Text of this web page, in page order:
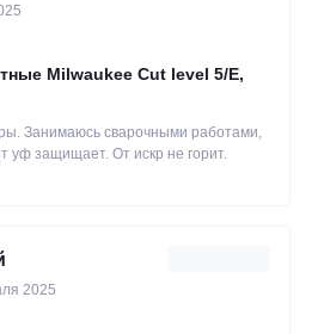
Milwaukee Cut level 5/Е,
Занимаюсь сварочными работами,
уф защищает. От искр не горит.
2025